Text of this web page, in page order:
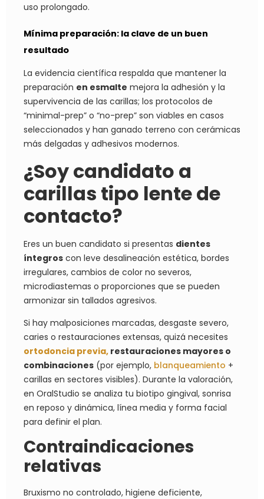
uso prolongado.
Mínima preparación: la clave de un buen
resultado
La evidencia científica respalda que mantener la
preparación en esmalte mejora la adhesión y la
supervivencia de las carillas; los protocolos de
“minimal-prep” o “no-prep” son viables en casos
seleccionados y han ganado terreno con cerámicas
más delgadas y adhesivos modernos.
¿Soy candidato a
carillas tipo lente de
contacto?
Eres un buen candidato si presentas dientes
íntegros con leve desalineación estética, bordes
irregulares, cambios de color no severos,
microdiastemas o proporciones que se pueden
armonizar sin tallados agresivos.
Si hay malposiciones marcadas, desgaste severo,
caries o restauraciones extensas, quizá necesites
ortodoncia previa, restauraciones mayores o
combinaciones (por ejemplo, blanqueamiento +
carillas en sectores visibles). Durante la valoración,
en OralStudio se analiza tu biotipo gingival, sonrisa
en reposo y dinámica, línea media y forma facial
para definir el plan.
Contraindicaciones
relativas
Bruxismo no controlado, higiene deficiente,